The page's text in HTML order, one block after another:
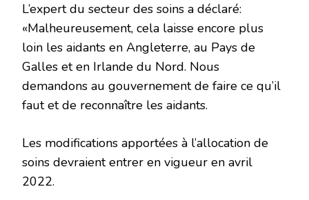
L’expert du secteur des soins a déclaré:
«Malheureusement, cela laisse encore plus
loin les aidants en Angleterre, au Pays de
Galles et en Irlande du Nord. Nous
demandons au gouvernement de faire ce qu’il
faut et de reconnaître les aidants.
Les modifications apportées à l’allocation de
soins devraient entrer en vigueur en avril
2022.